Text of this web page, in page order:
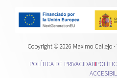
Copyright © 2026 Maximo Callejo ·
POLÍTICA DE PRIVACIDAD